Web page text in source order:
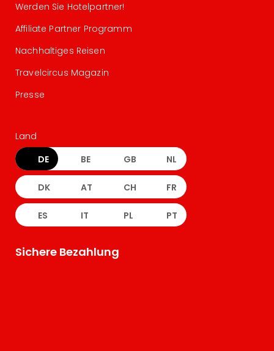
Werden Sie Hotelpartner!
Affiliate Partner Programm
Nachhaltiges Reisen
Travelcircus Magazin
Presse
Land
DE BE GB NL
DK AT CH FR
ES IT PL PT
Sichere Bezahlung